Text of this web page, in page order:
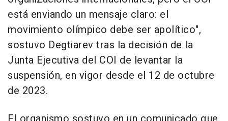
está enviando un mensaje claro: el
movimiento olímpico debe ser apolítico",
sostuvo Degtiarev tras la decisión de la
Junta Ejecutiva del COI de levantar la
suspensión, en vigor desde el 12 de octubre
de 2023.